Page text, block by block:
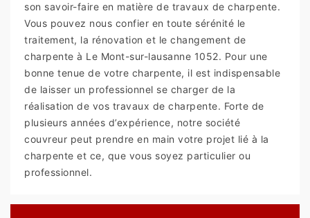
son savoir-faire en matière de travaux de charpente.
Vous pouvez nous confier en toute sérénité le
traitement, la rénovation et le changement de
charpente à Le Mont-sur-lausanne 1052. Pour une
bonne tenue de votre charpente, il est indispensable
de laisser un professionnel se charger de la
réalisation de vos travaux de charpente. Forte de
plusieurs années d’expérience, notre société
couvreur peut prendre en main votre projet lié à la
charpente et ce, que vous soyez particulier ou
professionnel.